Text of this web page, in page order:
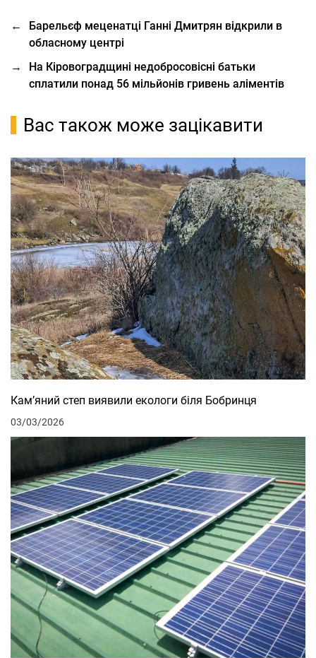
←
Барельєф меценатці Ганні Дмитрян відкрили в
обласному центрі
→
На Кіровоградщині недобросовісні батьки
сплатили понад 56 мільйонів гривень аліментів
Вас також може зацікавити
Кам’яний степ виявили екологи біля Бобринця
03/03/2026